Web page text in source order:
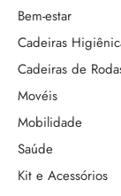
Bem-estar
Cadeiras
Cadeiras de
Movéis
Mobilidade
Saúde
Kit e Acessórios